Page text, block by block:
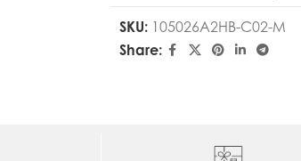
SKU: 105026A2HB-C02-M
Share: